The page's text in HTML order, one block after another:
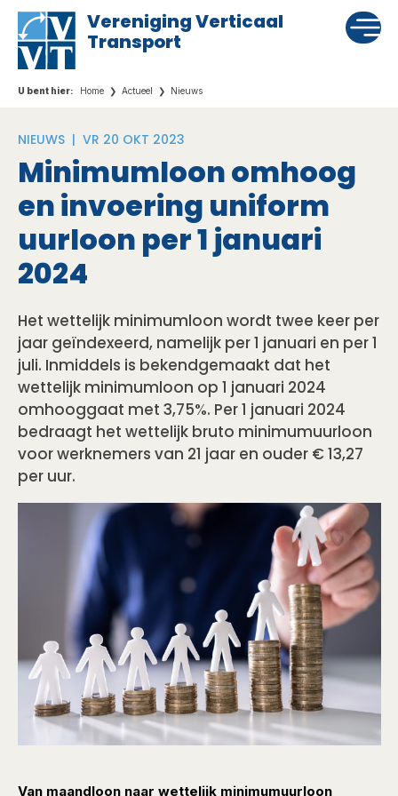
Vereniging Verticaal
Transport
Home Actueel Nieuws
NIEUWS | VR 20 OKT 2023
Minimumloon omhoog
en invoering uniform
uurloon per 1 januari
2024
Het wettelijk minimumloon wordt twee keer per
jaar geïndexeerd, namelijk per 1 januari en per 1
juli. Inmiddels is bekendgemaakt dat het
wettelijk minimumloon op 1 januari 2024
omhooggaat met 3,75%. Per 1 januari 2024
bedraagt het wettelijk bruto minimumuurloon
voor werknemers van 21 jaar en ouder € 13,27
per uur.
Van maandloon naar wettelijk minimumuurloon